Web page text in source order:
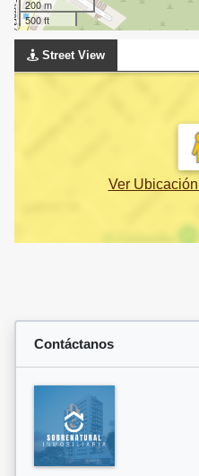
200 m
500 ft
Street View
Ver Ubicación
Contáctanos